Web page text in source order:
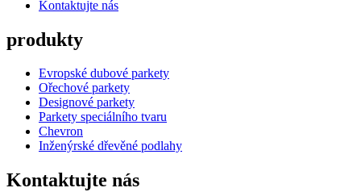
Kontaktujte nás
produkty
Evropské dubové parkety
Ořechové parkety
Designové parkety
Parkety speciálního tvaru
Chevron
Inženýrské dřevěné podlahy
Kontaktujte nás